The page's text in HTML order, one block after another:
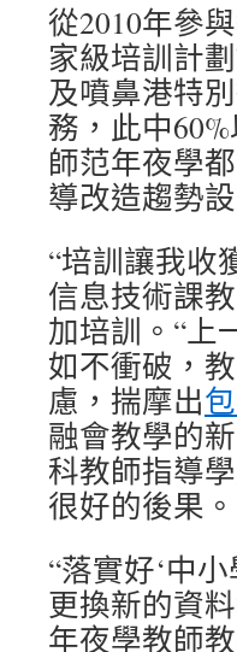
從2010年參
家級培訓計
及噴鼻港特
務，此中
師范年夜學
導改造趨勢
“培訓讓我收
信息技術課
加培訓。“上
如不衝破，
慮，揣摩出
融會教學的
科教師指導
很好的後果。
“落實好‘中
更換新的資
年夜學教師